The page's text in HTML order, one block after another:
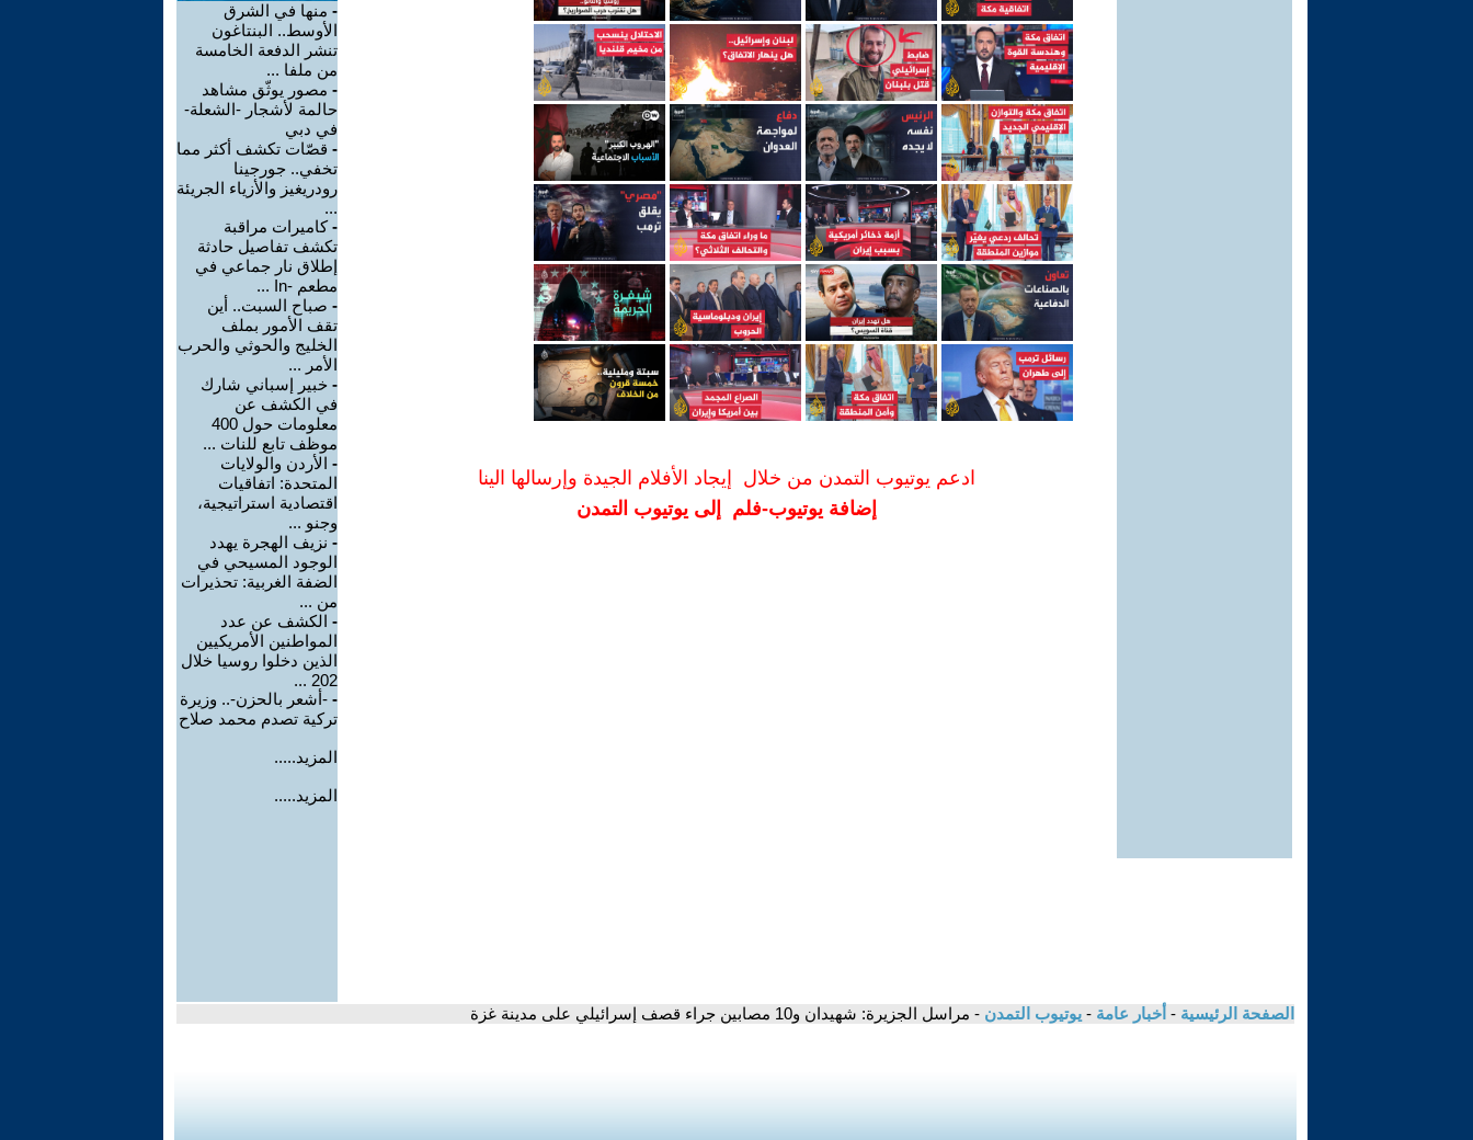
ادعم يوتيوب التمدن من خلال إيجاد الأفلام الجيدة وإرسالها الينا
إضافة يوتيوب-فلم إلى يوتيوب التمدن
- منها في الشرق
الأوسط.. البنتاغون
تنشر الدفعة الخامسة
من ملفا ...
- مصور يوثّق مشاهد
حالمة لأشجار -الشعلة-
في دبي
- قصّات تكشف أكثر مما
تخفي.. جورجينا
رودريغيز والأزياء الجريئة
...
-كاميرات مراقبة
تكشف تفاصيل حادثة
إطلاق نار جماعي في
مطعم -In ...
- صباح السبت.. أين
تقف الأمور بملف
الخليج والحوثي والحرب
الأمر ...
- خبير إسباني شارك
في الكشف عن
معلومات حول 400
موظف تابع للنات ...
- الأردن والولايات
المتحدة: اتفاقيات
اقتصادية استراتيجية،
وجنو ...
- نزيف الهجرة يهدد
الوجود المسيحي في
الضفة الغربية: تحذيرات
من ...
- الكشف عن عدد
المواطنين الأمريكيين
الذين دخلوا روسيا خلال
202 ...
- -أشعر بالحزن-.. وزيرة
تركية تصدم محمد صلاح
المزيد.....
المزيد.....
الصفحة الرئيسية - أخبار عامة - يوتيوب التمدن - مراسل الجزيرة: شهيدان و10 مصابين جراء قصف إسرائيلي على مدينة غزة